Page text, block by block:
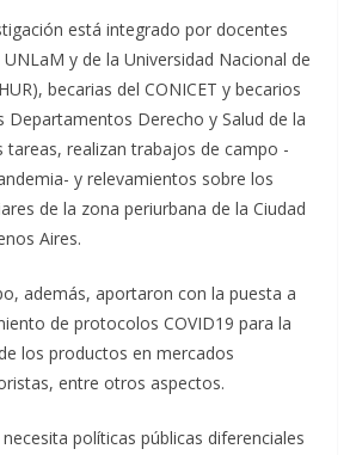
está integrado por docentes
y de la Universidad Nacional de
becarias del CONICET y becarios
Departamentos Derecho y Salud de la
tareas, realizan trabajos de campo -
y relevamientos sobre los
de la zona periurbana de la Ciudad
Aires.
además, aportaron con la puesta a
de protocolos COVID19 para la
los productos en mercados
entre otros aspectos.
políticas públicas diferenciales